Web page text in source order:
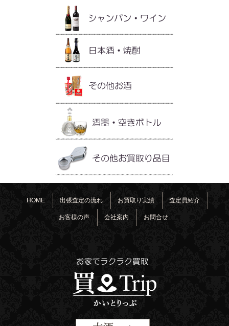
HOME 出張査定の流れ お買取り実績 査定員紹介
お客様の声 会社案内 お問合せ